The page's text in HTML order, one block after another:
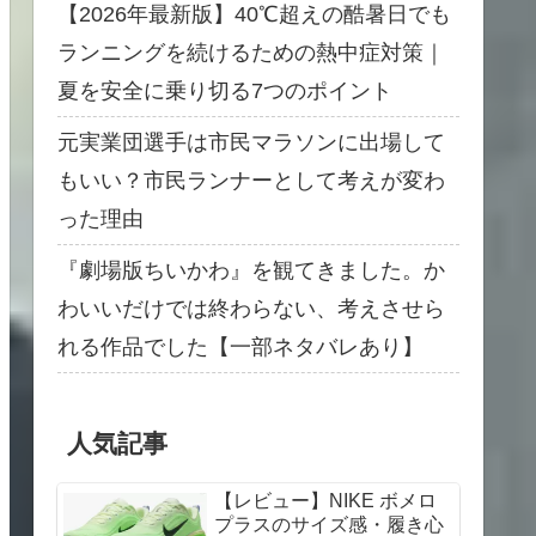
【2026年最新版】40℃超えの酷暑日でも
ランニングを続けるための熱中症対策｜
夏を安全に乗り切る7つのポイント
元実業団選手は市民マラソンに出場して
もいい？市民ランナーとして考えが変わ
った理由
『劇場版ちいかわ』を観てきました。か
わいいだけでは終わらない、考えさせら
れる作品でした【一部ネタバレあり】
人気記事
【レビュー】NIKE ボメロ
プラスのサイズ感・履き心